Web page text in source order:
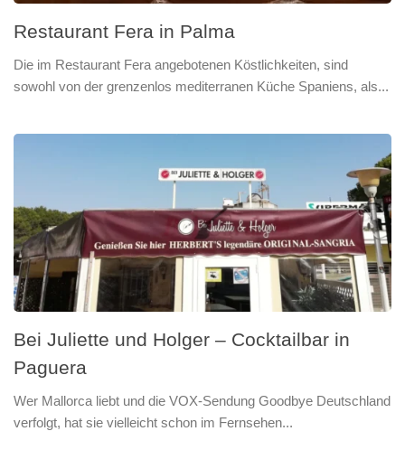
Restaurant Fera in Palma
Die im Restaurant Fera angebotenen Köstlichkeiten, sind
sowohl von der grenzenlos mediterranen Küche Spaniens, als...
Bei Juliette und Holger – Cocktailbar in
Paguera
Wer Mallorca liebt und die VOX-Sendung Goodbye Deutschland
verfolgt, hat sie vielleicht schon im Fernsehen...